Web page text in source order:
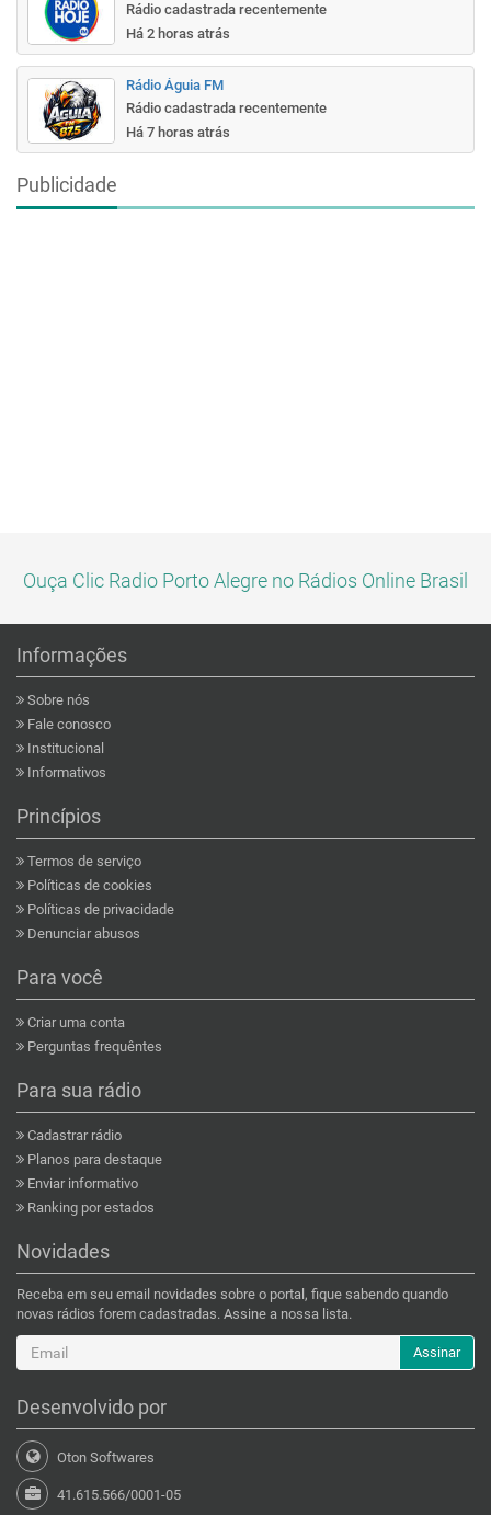
Rádio cadastrada recentemente
Há 2 horas atrás
Rádio Águia FM
Rádio cadastrada recentemente
Há 7 horas atrás
Publicidade
Ouça Clic Radio Porto Alegre no Rádios Online Brasil
Informações
Sobre nós
Fale conosco
Institucional
Informativos
Princípios
Termos de serviço
Políticas de cookies
Políticas de privacidade
Denunciar abusos
Para você
Criar uma conta
Perguntas frequêntes
Para sua rádio
Cadastrar rádio
Planos para destaque
Enviar informativo
Ranking por estados
Novidades
Receba em seu email novidades sobre o portal, fique sabendo quando
novas rádios forem cadastradas. Assine a nossa lista.
Assinar
Desenvolvido por
Oton Softwares
41.615.566/0001-05